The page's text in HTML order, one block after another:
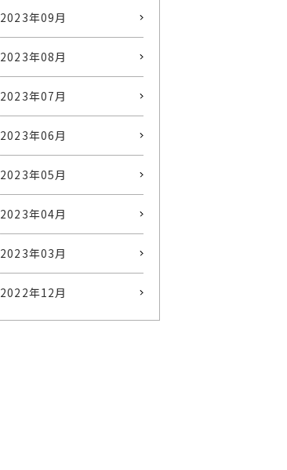
2023年09月
2023年08月
2023年07月
2023年06月
2023年05月
2023年04月
2023年03月
2022年12月